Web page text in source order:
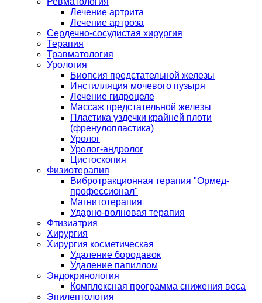
Лечение артрита
Лечение артроза
Сердечно-сосудистая хирургия
Терапия
Травматология
Урология
Биопсия предстательной железы
Инстилляция мочевого пузыря
Лечение гидроцеле
Массаж предстательной железы
Пластика уздечки крайней плоти
(френулопластика)
Уролог
Уролог-андролог
Цистоскопия
Физиотерапия
Вибротракционная терапия "Ормед-
профессионал"
Магнитотерапия
Ударно-волновая терапия
Фтизиатрия
Хирургия
Хирургия косметическая
Удаление бородавок
Удаление папиллом
Эндокринология
Комплексная программа снижения веса
Эпилептология